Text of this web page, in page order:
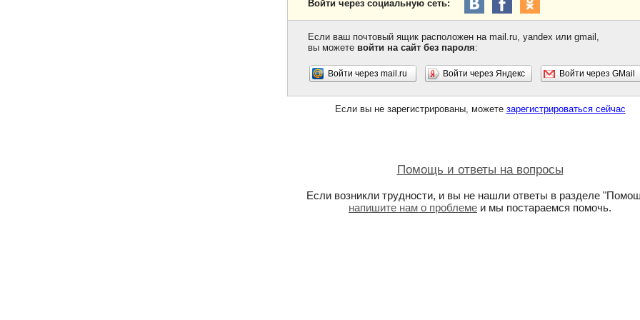
Войти через социальную сеть:
Если ваш почтовый ящик расположен на mail.ru, yandex или gmail,
вы можете войти на сайт без пароля:
Войти через mail.ru Войти через Яндекс Войти через GMail
Если вы не зарегистрированы, можете зарегистрироваться сейчас
Помощь и ответы на вопросы
Если возникли трудности, и вы не нашли ответы в разделе
напишите нам о проблеме и мы постараемся помочь.